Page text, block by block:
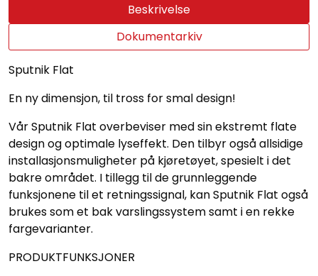
Beskrivelse
Dokumentarkiv
Sputnik Flat
En ny dimensjon, til tross for smal design!
Vår Sputnik Flat overbeviser med sin ekstremt flate
design og optimale lyseffekt. Den tilbyr også allsidige
installasjonsmuligheter på kjøretøyet, spesielt i det
bakre området. I tillegg til de grunnleggende
funksjonene til et retningssignal, kan Sputnik Flat også
brukes som et bak varslingssystem samt i en rekke
fargevarianter.
PRODUKTFUNKSJONER